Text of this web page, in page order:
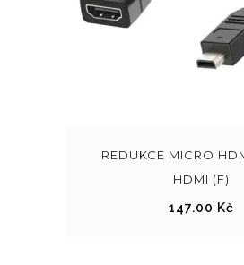
REDUKCE MICRO
HDMI (F)
147.00 Kč